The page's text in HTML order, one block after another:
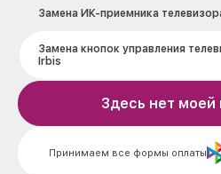
Замена ИК-приемника
Замена кнопок управления
Irbis
Замена конденсатора
Принимаем все формы оплаты
Здесь нет моей